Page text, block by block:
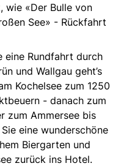
wie «Der Bulle von
See» - Rückfahrt
eine Rundfahrt durch
und Wallgau geht’s
Kochelsee zum 1250
- danach zum
zum Ammersee bis
eine wunderschöne
Biergarten und
zurück ins Hotel.